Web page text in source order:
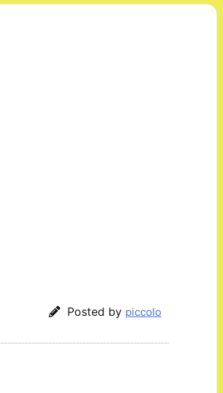
Posted by piccolo